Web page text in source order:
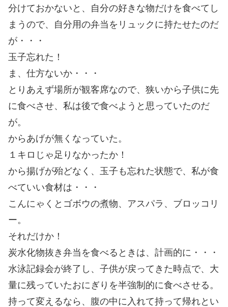
分けておかないと、自分の好きな物だけを食べてし
まうので、自分用の弁当をリュックに持たせたのだ
が・・・
玉子忘れた！
ま、仕方ないか・・・
とりあえず場所が観客席なので、狭いから子供に先
に食べさせ、私は後で食べようと思っていたのだ
が。
からあげが無くなっていた。
１キロじゃ足りなかったか！
から揚げが殆どなく、玉子も忘れた状態で、私が食
べていい食材は・・・
こんにゃくとゴボウの煮物、アスパラ、ブロッコリ
ー。
それだけか！
炭水化物抜き弁当を食べるときは、計画的に・・・
水泳記録会が終了し、子供が戻ってきた時点で、大
量に残っていたおにぎりを半強制的に食べさせる。
持って変えるなら、腹の中に入れて持って帰れとい